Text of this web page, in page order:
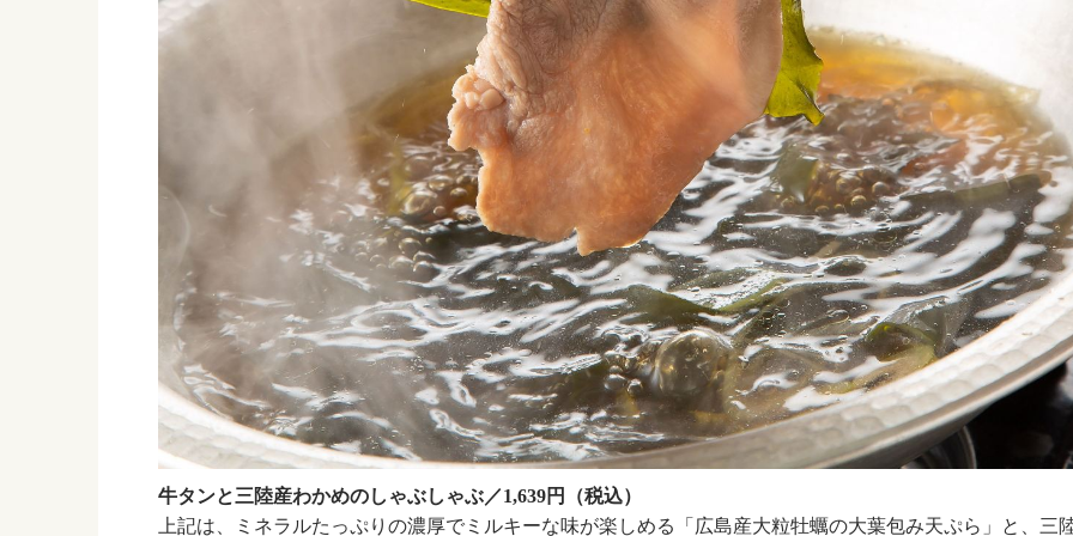
牛タンと三陸産わかめのしゃぶしゃぶ／1,639円（税込）
上記は、ミネラルたっぷりの濃厚でミルキーな味が楽しめる「広島産大粒牡蠣の大葉包み天ぷら」と、三